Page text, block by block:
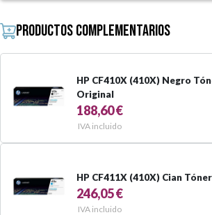
Productos complementarios
HP CF410X (410X) Negro
Original
188,60 €
IVA incluido
HP CF411X (410X) Cian
246,05 €
IVA incluido